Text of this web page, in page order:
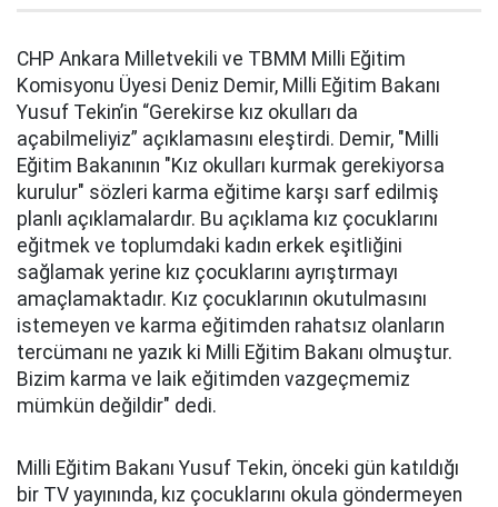
CHP Ankara Milletvekili ve TBMM Milli Eğitim
Komisyonu Üyesi Deniz Demir, Milli Eğitim Bakanı
Yusuf Tekin’in “Gerekirse kız okulları da
açabilmeliyiz” açıklamasını eleştirdi. Demir, "Milli
Eğitim Bakanının "Kız okulları kurmak gerekiyorsa
kurulur" sözleri karma eğitime karşı sarf edilmiş
planlı açıklamalardır. Bu açıklama kız çocuklarını
eğitmek ve toplumdaki kadın erkek eşitliğini
sağlamak yerine kız çocuklarını ayrıştırmayı
amaçlamaktadır. Kız çocuklarının okutulmasını
istemeyen ve karma eğitimden rahatsız olanların
tercümanı ne yazık ki Milli Eğitim Bakanı olmuştur.
Bizim karma ve laik eğitimden vazgeçmemiz
mümkün değildir" dedi.
Milli Eğitim Bakanı Yusuf Tekin, önceki gün katıldığı
bir TV yayınında, kız çocuklarını okula göndermeyen